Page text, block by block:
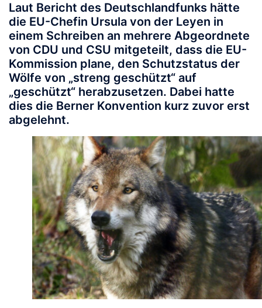
Laut Bericht des Deutschlandfunks hätte
die EU-Chefin Ursula von der Leyen in
einem Schreiben an mehrere Abgeordnete
von CDU und CSU mitgeteilt, dass die EU-
Kommission plane, den Schutzstatus der
Wölfe von „streng geschützt“ auf
„geschützt“ herabzusetzen. Dabei hatte
dies die Berner Konvention kurz zuvor erst
abgelehnt.